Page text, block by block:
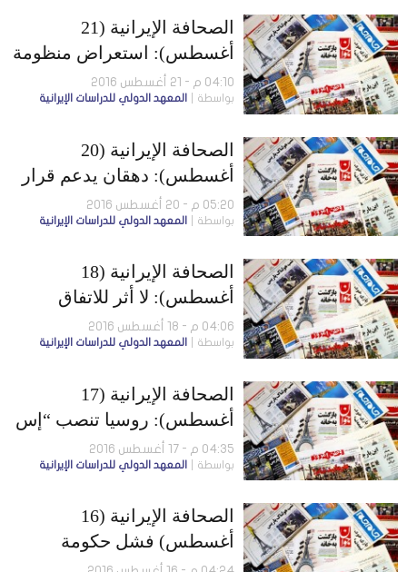
الصحافة الإيرانية (21
أغسطس): استعراض منظومة
دفاع جوي محلّية الصنع..
والعشوائية ترفع معدَّلات
04:10 م - 21 أغسطس 2016
بواسطة المعهد الدولي للدراسات الإيرانية
الصحافة الإيرانية (20
أغسطس): دهقان يدعم قرار
استخدام روسيا قاعدة
“همدان”.. وسليماني ينشئ
05:20 م - 20 أغسطس 2016
بواسطة المعهد الدولي للدراسات الإيرانية
الصحافة الإيرانية (18
أغسطس): لا أثر للاتفاق
النووي على طهران.. وتعاون
إيران وروسيا الدفاعي غير
04:06 م - 18 أغسطس 2016
بواسطة المعهد الدولي للدراسات الإيرانية
الصحافة الإيرانية (17
أغسطس): روسيا تنصب “إس
400 في همدان”.. والحرس
يوقف دبلوماسيَّين أجنبيَّين في
04:35 م - 17 أغسطس 2016
بواسطة المعهد الدولي للدراسات الإيرانية
الصحافة الإيرانية (16
أغسطس) فشل حكومة
روحاني سياسيًّا واقتصاديًّا..